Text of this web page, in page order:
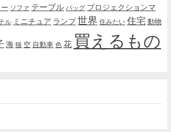
ソファ テーブル バッグ プロジェクションマ
ル ミニチュア ランプ世界 住みたい 住宅 動物
海 猫 空 自動車 色 花 買えるもの